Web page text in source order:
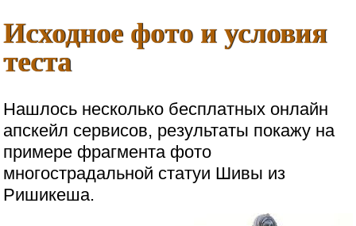
Исходное фото и условия
теста
Нашлось несколько бесплатных онлайн
апскейл сервисов, результаты покажу на
примере фрагмента фото
многострадальной статуи Шивы из
Ришикеша.